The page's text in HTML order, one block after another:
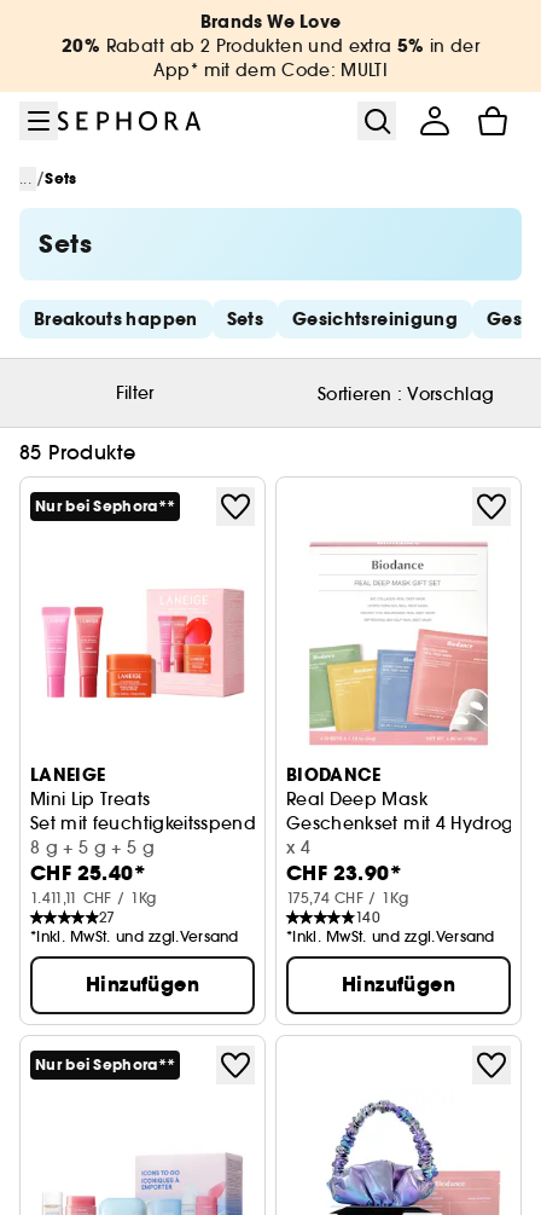
Brands We Love
20% Rabatt ab 2 Produkten und extra 5% in der
App* mit dem Code: MULTI
... /Sets
Sets
Schnelllinks überspringen
Breakouts happen Sets Gesichtsreinigung
Filter Sortieren :Vorschlag
85 Produkte
Nur bei Sephora**
LANEIGE
Mini Lip Treats
Set mit feuchtigkeitsspendender Lippenpflege für Tag und
8 g + 5 g + 5 g
CHF 25.40*
1.411,11 CHF / 1Kg
27
*Inkl. MwSt. und zzgl.Versand
Hinzufügen
BIODANCE
Real Deep Mask
Geschenkset mit 4 Hydrogel-
x 4
CHF 23.90*
175,74 CHF / 1Kg
140
*Inkl. MwSt. und zzgl.Versand
Hinzufügen
Nur bei Sephora**